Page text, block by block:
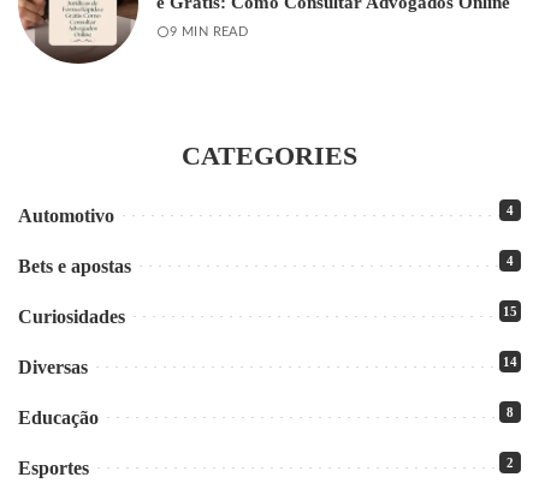
9 MIN READ
CATEGORIES
Automotivo 4
Bets e apostas 4
Curiosidades 15
Diversas 14
Educação 8
Esportes 2